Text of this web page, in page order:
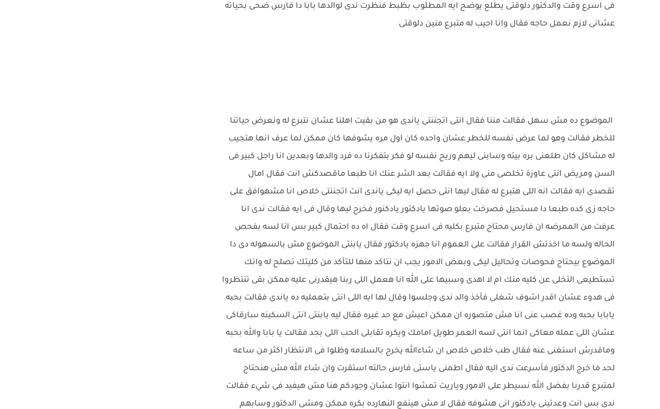
فى اسرع وقت والدكتور دلوقتى يطلع يوضح ايه المطلوب بظبط فنظرت ندى لوالدها بابا دا فارس ضحى بحياته
عشانى لازم نعمل حاجه فقال وانا اجيب له متبرع منين دلوقتى
الموضوع ده مش سهل فقالت مننا فقال انتى اتجننتى ياندى هو من بقيت اهلنا عشان نتبرع له ونعرض حياتنا
للخطر فقالت وهو لما عرض نفسه للخطر عشان واحده كان اول مره يشوفها كان ممكن لما عرف انها هتجيب
له مشاكل كان طلعنى بره بيته وسابنى ليهم وريح نفسه لو فكر بتفكرنا ده فرد والدها وبعدين انا راجل كبير فى
السن ومريض انتى عاوزة تخلصى منى ولا ايه فقالت بعد الشر عنك انا طبعا ماقصدكش انت فقال امال
تقصدى ايه فقالت انه اللى هتبرع له فقال ليها انتى حصل ايه ليكى ياندى انت اتجننتى خلاص انا مشهوافق على
حاجه زى كده طبعا دا مستحيل فصرخت بعلو صوتها يادكتور يادكنور فخرج ليها وقال فى ايه فقالت ندى انا
عرفت من الممرضه ان فارس محتاج متبرع بكليه فى اسرع وقت فقال اه ده احتمال كبير بس انا لسه بفحص
الحاله ولسه ما اخذتش القرار فقالت على العموم انا جهزه يادكتور فقال يابنتى الموضوع مش بالسهوله دى دا
الموضوع بيحتاج فحوصات وتحاليل ليكى وبعض الامور يجب ان نتاكد منها للتأكد من كليتك تصلح له وانك
تستطيعى التخلى عن كليه منك ام لا اهدى وسبيها على الله انا هعمل اللى ربنا هيقدرنى عليه ممكن بقى تنتظروا
فى هدوء عشان اقدر اشوف شغلى فأخذ والد ندى وجلسوا وقال لها ايه اللى انتى بتعمليه ده ياندى فقالت بحبه
يابابا بحبه وده غصب عنى انا مش متصوره ان ممكن اعيش مع حد غيره فقال ليه يابنتى انتى السكينه سارقاكى
عشان اللى عمله معاكى انما انتى لسه العمر طويل امامك ويكره تقابلى الحب اللى بجد فقالت يا بابا والله بحبه
وماقدرش استغنى عنه فقال طب خلاص خلاص ان شاءالله يخرج بالسلامه وظلوا فى الانتظار اكثر من ساعه
لحد ما خرج الدكتور فأسرعت ندى اليه فقال اطمنى ياستى فارس حالته استقرت وان شاء الله مش هنحتاج
لمتبرع قدرنا بفضل الله نسيطر على الامور وياريت تمشوا انتوا عشان وجودكم هنا مش هيفيد فى شيء فقالت
ندى بس انت وعدتينى يادكتور انى هشوفه فقال لا مش هينفع النهارده بكره ممكن ومشى الدكتور وسابهم